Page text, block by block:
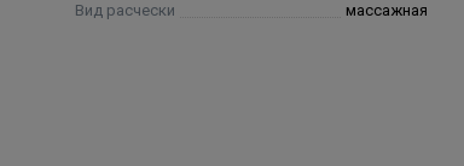
Вид расчески массажная